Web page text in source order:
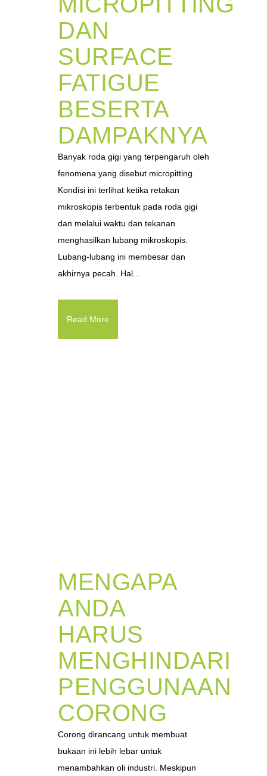
DAN
SURFACE
FATIGUE
BESERTA
DAMPAKNYA
Banyak roda gigi yang terpengaruh oleh
fenomena yang disebut micropitting.
Kondisi ini terlihat ketika retakan
mikroskopis terbentuk pada roda gigi
dan melalui waktu dan tekanan
menghasilkan lubang mikroskopis.
Lubang-lubang ini membesar dan
akhirnya pecah. Hal...
Read More
MENGAPA
ANDA
HARUS
MENGHINDARI
PENGGUNAAN
CORONG
Corong dirancang untuk membuat
bukaan ini lebih lebar untuk
menambahkan oli industri. Meskipun